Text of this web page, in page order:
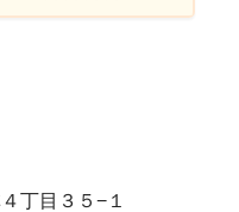
丁目３５−１